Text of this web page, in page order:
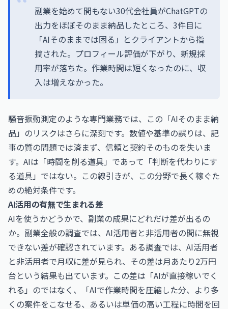
副業を始めて間もない30代会社員がChatGPTの
出力をほぼそのまま納品したところ、3件目に
「AIそのままでは困る」とクライアントから指
摘された。プロフィール評価が下がり、新規採
用率が落ちた。作業時間は短くなったのに、収
入は増えなかった。
騒音振動測定のような専門業務では、この「AIそのまま納
品」のリスクはさらに深刻です。数値や基準の誤りは、記
事の質の問題では済まず、信頼と契約そのものを失いま
す。AIは「時間を削る道具」であって「判断を代わりにす
る道具」ではない。この線引きが、この分野で長く稼ぐた
めの絶対条件です。
AI活用の有無で生まれる差
AIを使うかどうかで、副業の成果にどれだけ差が出るの
か。副業全般の調査では、AI活用者と非活用者の間に無視
できない差が確認されています。ある調査では、AI活用者
と非活用者で月収に差が見られ、その差は月あたり2万円
台という結果も出ています。この差は「AIが直接稼いでく
れる」のではなく、「AIで作業時間を圧縮した分、より多
くの案件をこなせる、あるいは単価の高い工程に時間を回